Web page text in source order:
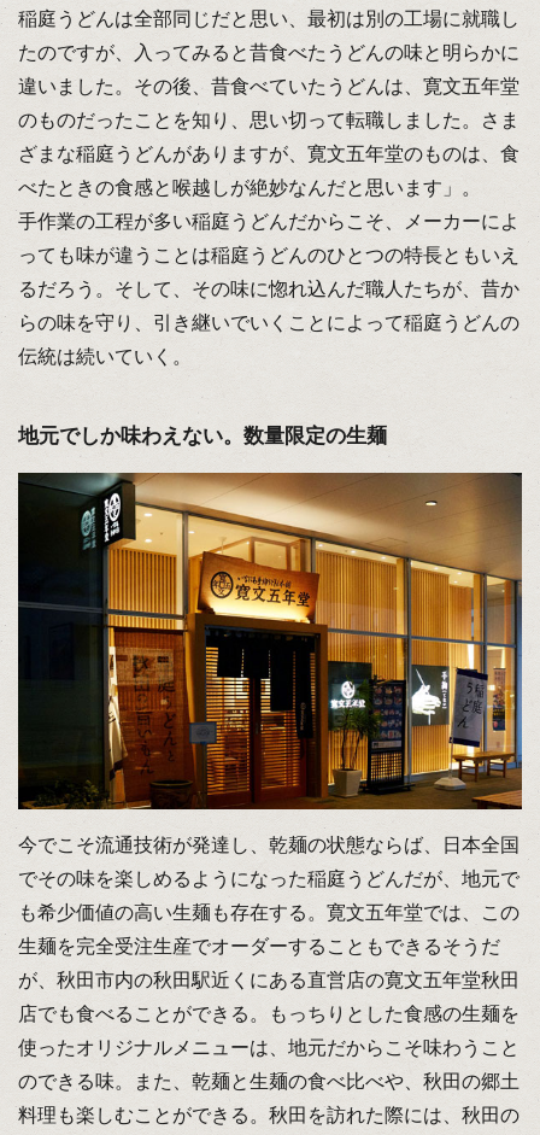
稲庭うどんは全部同じだと思い、最初は別の工場に就職し
たのですが、入ってみると昔食べたうどんの味と明らかに
違いました。その後、昔食べていたうどんは、寛文五年堂
のものだったことを知り、思い切って転職しました。さま
ざまな稲庭うどんがありますが、寛文五年堂のものは、食
べたときの食感と喉越しが絶妙なんだと思います」。
手作業の工程が多い稲庭うどんだからこそ、メーカーによ
っても味が違うことは稲庭うどんのひとつの特長ともいえ
るだろう。そして、その味に惚れ込んだ職人たちが、昔か
らの味を守り、引き継いでいくことによって稲庭うどんの
伝統は続いていく。
地元でしか味わえない。数量限定の生麺
今でこそ流通技術が発達し、乾麺の状態ならば、日本全国
でその味を楽しめるようになった稲庭うどんだが、地元で
も希少価値の高い生麺も存在する。寛文五年堂では、この
生麺を完全受注生産でオーダーすることもできるそうだ
が、秋田市内の秋田駅近くにある直営店の寛文五年堂秋田
店でも食べることができる。もっちりとした食感の生麺を
使ったオリジナルメニューは、地元だからこそ味わうこと
のできる味。また、乾麺と生麺の食べ比べや、秋田の郷土
料理も楽しむことができる。秋田を訪れた際には、秋田の